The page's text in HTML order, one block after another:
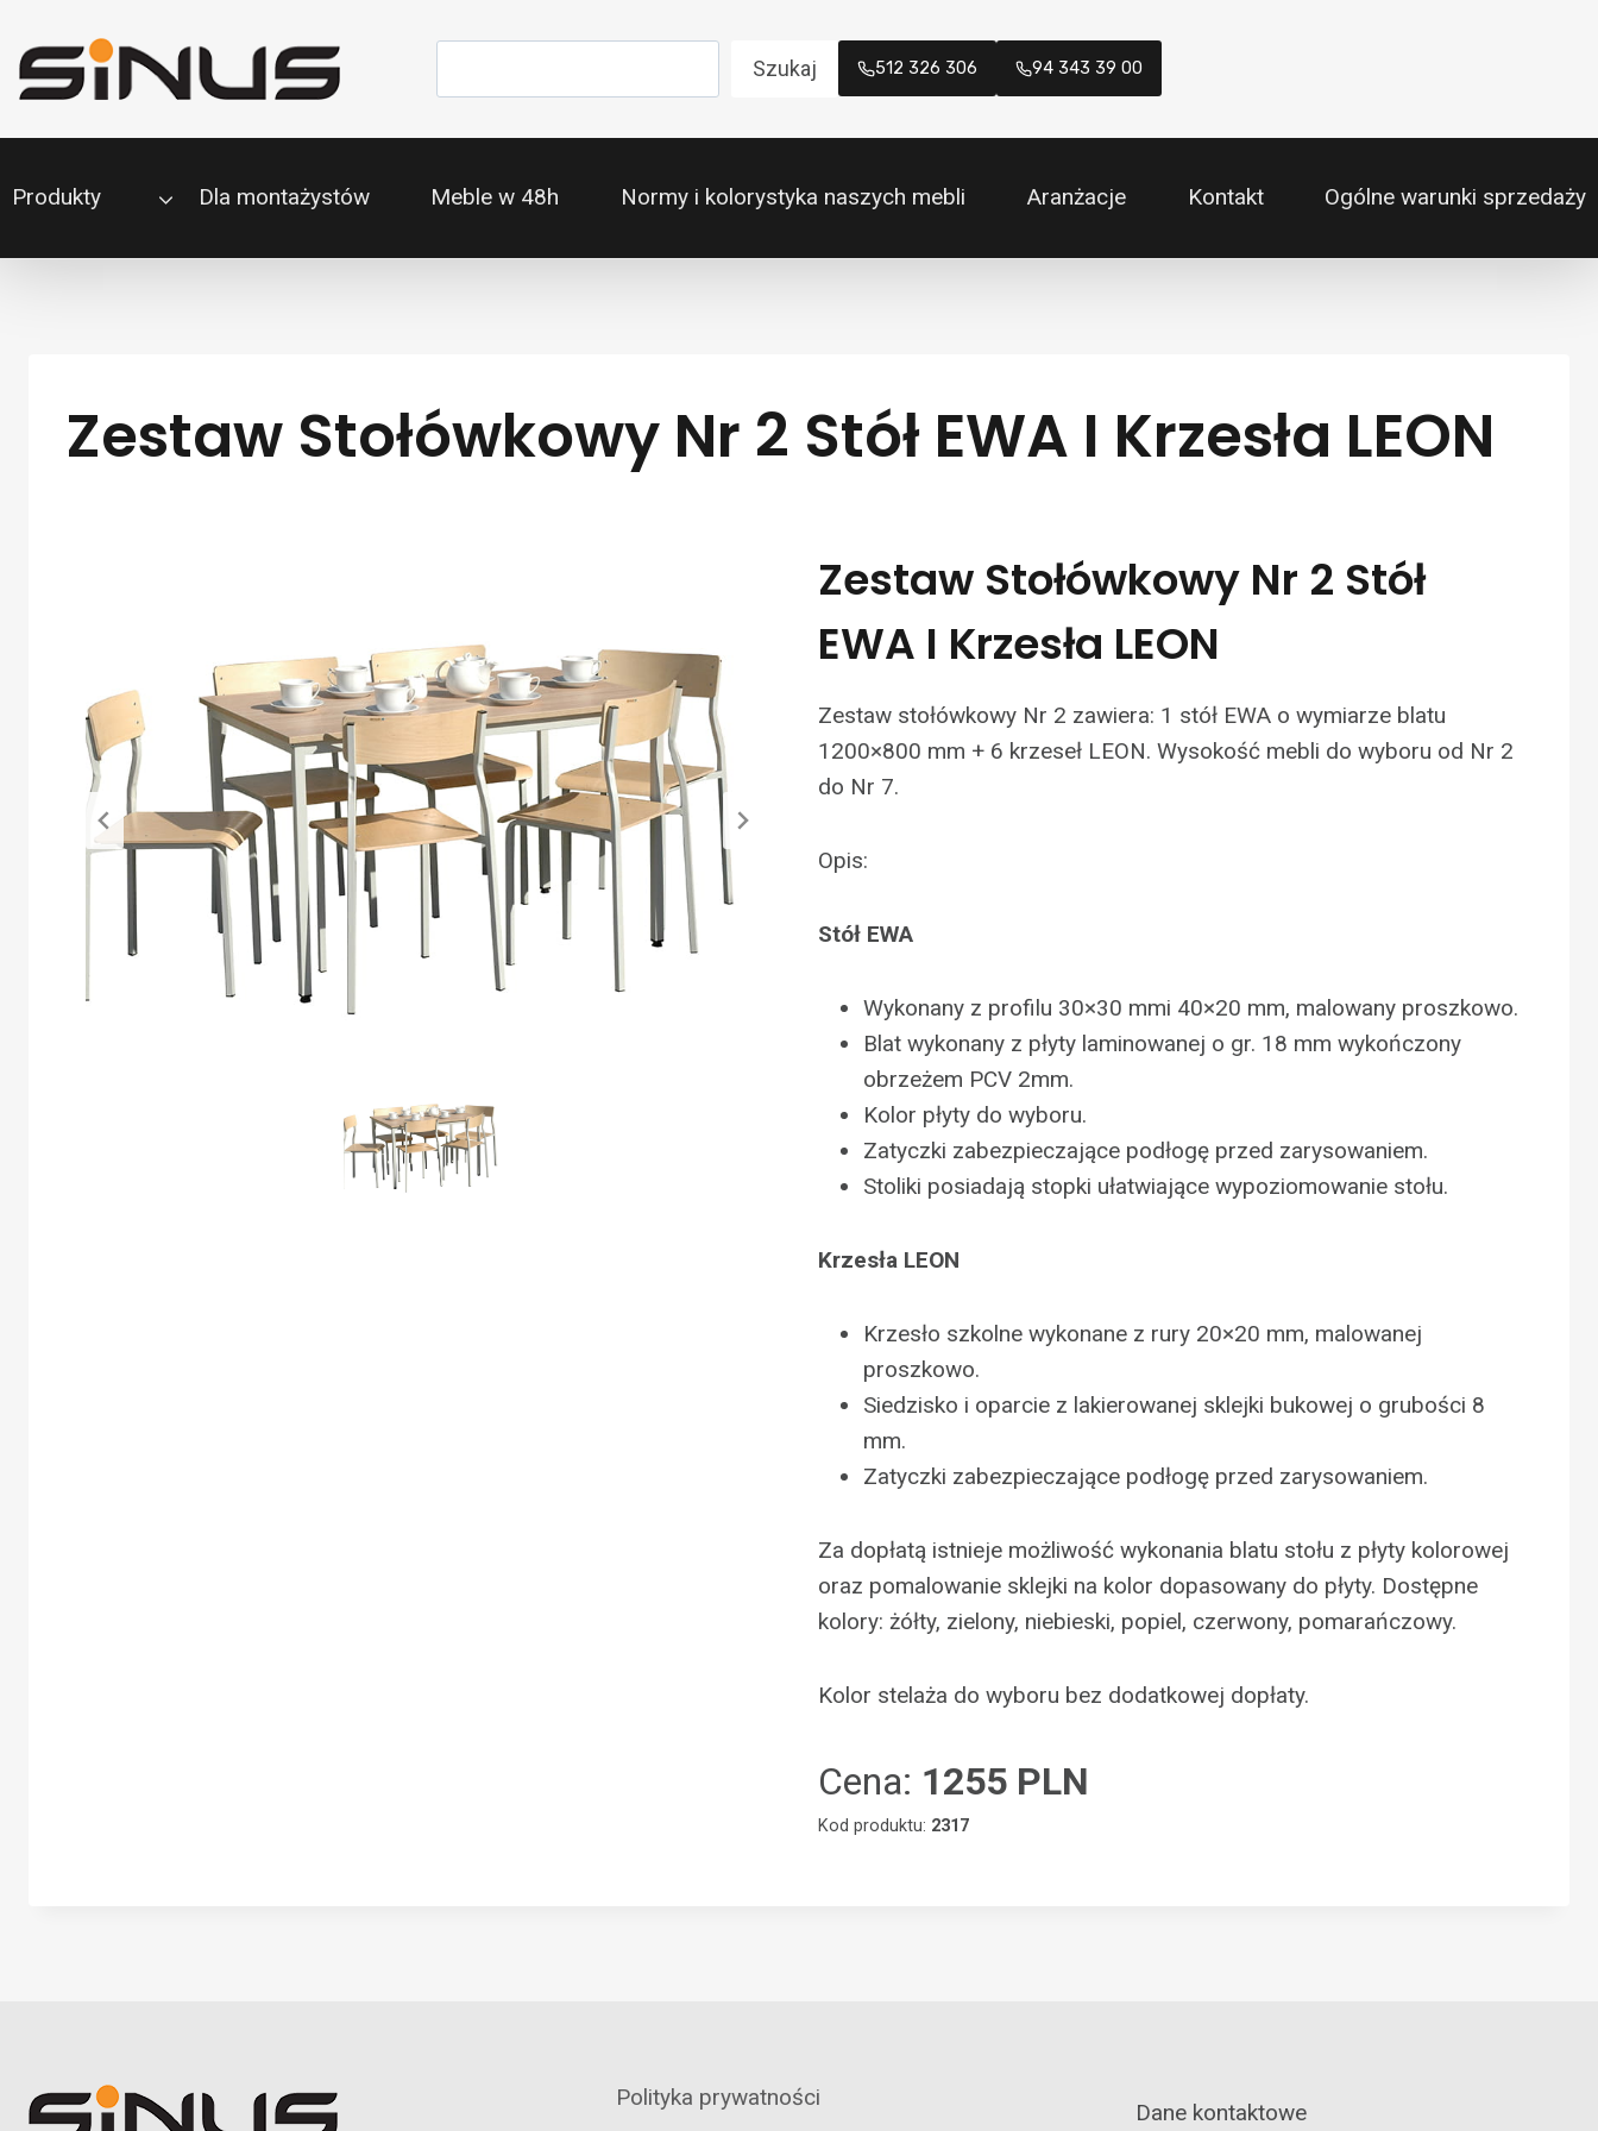
do
treści
Szukaj 512 326 306 94 343 39 00
Produkty Dla montażystów Meble w 48h Normy i kolorystyka naszych mebli Aranżacje Kontakt Ogólne warunki sprzedaży
Zestaw Stołówkowy Nr 2 Stół EWA I Krzesła LEON
Zestaw Stołówkowy Nr 2 Stół
EWA I Krzesła LEON
Zestaw stołówkowy Nr 2 zawiera: 1 stół EWA o wymiarze blatu
1200×800 mm + 6 krzeseł LEON. Wysokość mebli do wyboru od Nr 2
do Nr 7.
Opis:
Stół EWA
Wykonany z profilu 30×30 mmi 40×20 mm, malowany proszkowo.
Blat wykonany z płyty laminowanej o gr. 18 mm wykończony
obrzeżem PCV 2mm.
Kolor płyty do wyboru.
Zatyczki zabezpieczające podłogę przed zarysowaniem.
Stoliki posiadają stopki ułatwiające wypoziomowanie stołu.
Krzesła LEON
Krzesło szkolne wykonane z rury 20×20 mm, malowanej
proszkowo.
Siedzisko i oparcie z lakierowanej sklejki bukowej o grubości 8
mm.
Zatyczki zabezpieczające podłogę przed zarysowaniem.
Za dopłatą istnieje możliwość wykonania blatu stołu z płyty kolorowej
oraz pomalowanie sklejki na kolor dopasowany do płyty. Dostępne
kolory: żółty, zielony, niebieski, popiel, czerwony, pomarańczowy.
Kolor stelaża do wyboru bez dodatkowej dopłaty.
Cena: 1255 PLN
Kod produktu: 2317
Polityka prywatności
Dane kontaktowe